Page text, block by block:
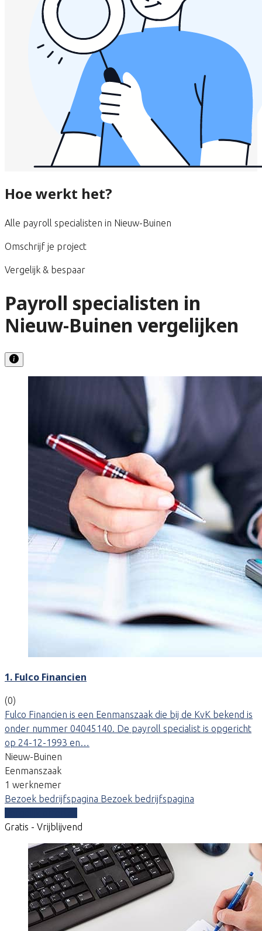
Hoe werkt het?
Alle payroll specialisten in Nieuw-Buinen
Omschrijf je project
Vergelijk & bespaar
Payroll specialisten in
Nieuw-Buinen vergelijken
1. Fulco Financien
(0)
Fulco Financien is een Eenmanszaak die bij de KvK bekend is
onder nummer 04045140. De payroll specialist is opgericht
op 24-12-1993 en…
Nieuw-Buinen
Eenmanszaak
1 werknemer
Bezoek bedrijfspagina Bezoek bedrijfspagina
Gratis - Vrijblijvend